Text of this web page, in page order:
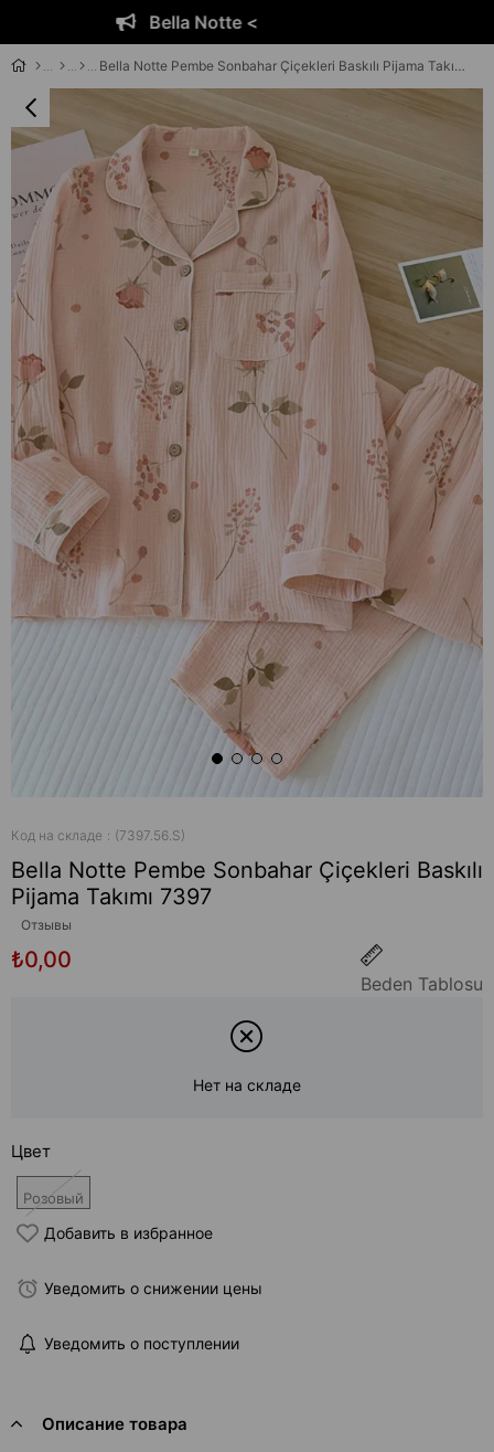
Bella Notte <
Bella Notte Pembe Sonbahar Çiçekleri Baskılı Pijama Takımı 7397
Код на складе (7397.56.S)
Bella Notte Pembe Sonbahar Çiçekleri Baskılı
Pijama Takımı 7397
Отзывы
₺0,00
Beden Tablosu
Нет на складе
Цвет
Розовый
Добавить в избранное
Уведомить о снижении цены
Уведомить о поступлении
Описание товара